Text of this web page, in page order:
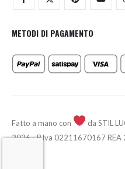
METODI DI PAGAMENTO
Fatto a mano con
da STIL
2026 - P.Iva 02211670167 REA